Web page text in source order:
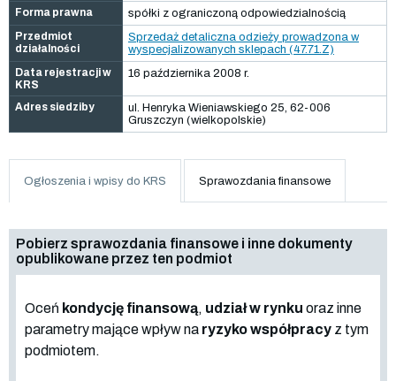
Forma prawna
spółki z ograniczoną odpowiedzialnością
Przedmiot
działalności
Sprzedaż detaliczna odzieży prowadzona w
wyspecjalizowanych sklepach (47.71.Z)
Data rejestracji w
KRS
16 października 2008 r.
Adres siedziby
ul. Henryka Wieniawskiego 25, 62-006
Gruszczyn (wielkopolskie)
Ogłoszenia i wpisy do KRS Sprawozdania finansowe
Pobierz sprawozdania finansowe i inne dokumenty
opublikowane przez ten podmiot
Oceń kondycję finansową, udział w rynku oraz inne
parametry mające wpływ na ryzyko współpracy z tym
podmiotem.